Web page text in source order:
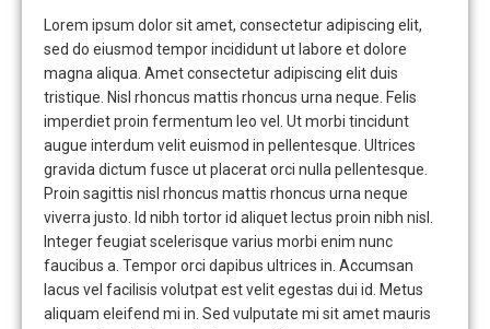
Lorem ipsum dolor sit amet, consectetur adipiscing elit,
sed do eiusmod tempor incididunt ut labore et dolore
magna aliqua. Amet consectetur adipiscing elit duis
tristique. Nisl rhoncus mattis rhoncus urna neque. Felis
imperdiet proin fermentum leo vel. Ut morbi tincidunt
augue interdum velit euismod in pellentesque. Ultrices
gravida dictum fusce ut placerat orci nulla pellentesque.
Proin sagittis nisl rhoncus mattis rhoncus urna neque
viverra justo. Id nibh tortor id aliquet lectus proin nibh nisl.
Integer feugiat scelerisque varius morbi enim nunc
faucibus a. Tempor orci dapibus ultrices in. Accumsan
lacus vel facilisis volutpat est velit egestas dui id. Metus
aliquam eleifend mi in. Sed vulputate mi sit amet mauris